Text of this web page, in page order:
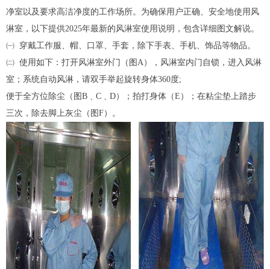
净室以及要求高洁净度的工作场所。为确保用户正确、安全地使用风
淋室，以下提供2025年最新的风淋室使用说明，包含详细图文解说。
㈠ 穿戴工作服、帽、口罩、手套，除下手表、手机、饰品等物品。
㈡ 使用如下：打开风淋室外门（图A），风淋室内门自锁，进入风淋
室；系统自动风淋，请双手举起旋转身体360度;
便于全方位除尘（图B﹑C﹑D）；拍打身体（E）；在粘尘垫上踏步
三次，除去脚上灰尘（图F）。